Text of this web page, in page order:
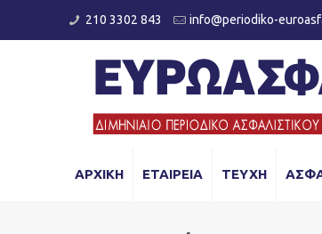
210 3302 843 info@periodiko-
ΑΡΧΙΚΗ ΕΤΑΙΡΕΙΑ ΤΕΥΧΗ